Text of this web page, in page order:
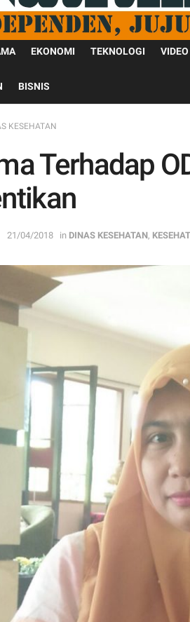
EKONOMI TEKNOLOGI VIDEO
BISNIS
KESEHATAN
Terhadap
21/04/2018 in DINAS KESEHATAN,